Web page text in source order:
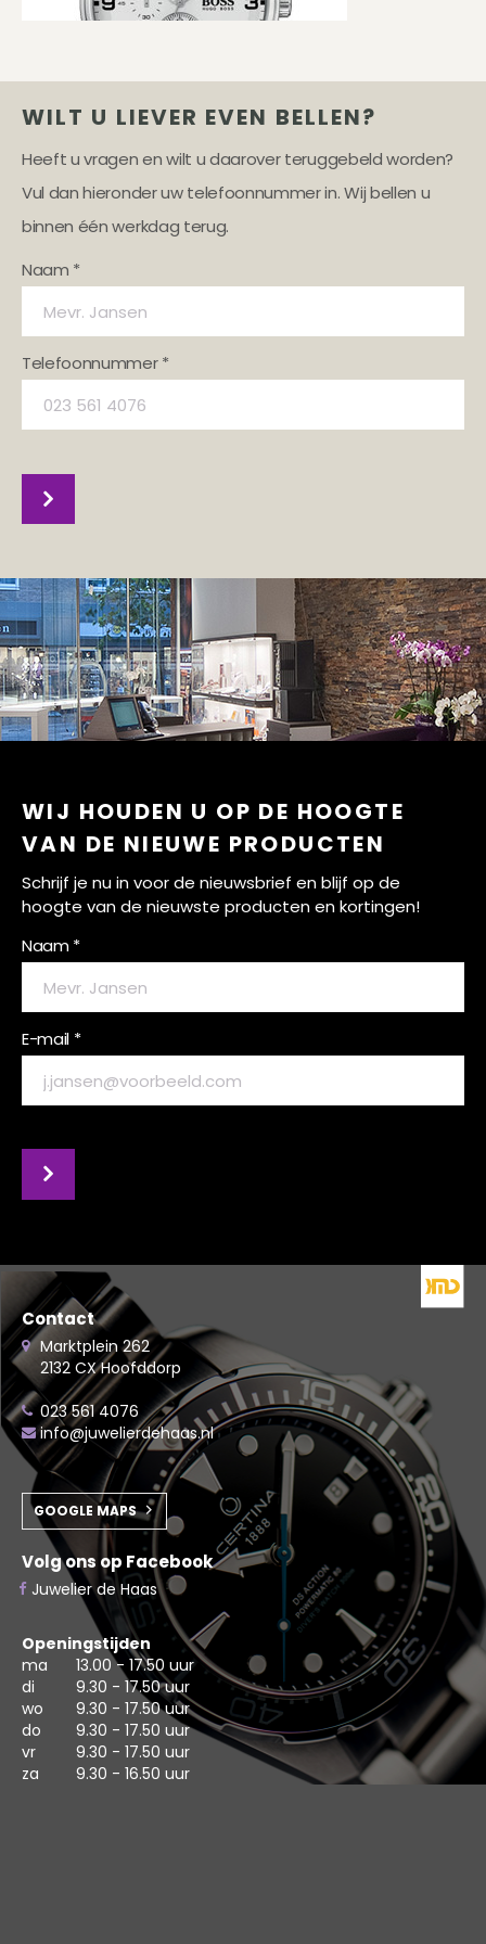
WILT U LIEVER EVEN BELLEN?
Heeft u vragen en wilt u daarover teruggebeld worden?
Vul dan hieronder uw telefoonnummer in. Wij bellen u
binnen één werkdag terug.
Naam *
Telefoonnummer *
WIJ HOUDEN U OP DE HOOGTE
VAN DE NIEUWE PRODUCTEN
Schrijf je nu in voor de nieuwsbrief en blijf op de
hoogte van de nieuwste producten en kortingen!
Naam *
E-mail *
Contact
Marktplein 262
2132 CX Hoofddorp
023 561 4076
info@juwelierdehaas.nl
GOOGLE MAPS
Volg ons op Facebook
Juwelier de Haas
Openingstijden
ma
13.00 - 17.50 uur
di
9.30 - 17.50 uur
wo
9.30 - 17.50 uur
do
9.30 - 17.50 uur
vr
9.30 - 17.50 uur
za
9.30 - 16.50 uur